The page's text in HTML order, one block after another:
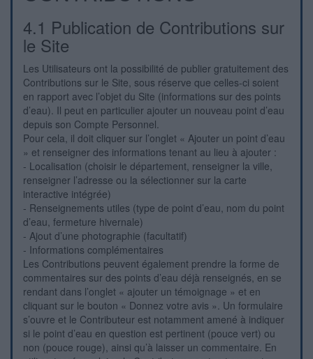
4.1 Publication de Contributions sur
le Site
Les Utilisateurs ont la possibilité de publier gratuitement des
Contributions sur le Site, sous réserve que celles-ci soient
en rapport avec l’objet du Site (informations sur des points
d’eau). Il peut en particulier ajouter un nouveau point d’eau
depuis son Compte Personnel.
Pour cela, il doit cliquer sur l’onglet « Ajouter un point d’eau
» et renseigner des informations tenant au lieu à ajouter :
- Localisation (choisir le département, renseigner la ville,
renseigner l’adresse ou la sélectionner sur la carte
interactive intégrée)
- Renseignements utiles (type de point d’eau, nom du point
d’eau, fermeture hivernale)
- Ajout d’une photographie (facultatif)
- Informations complémentaires
Les Contributions peuvent également prendre la forme de
commentaires sur des points d’eau déjà renseignés, en se
rendant dans l’onglet « ajouter un témoignage » et en
cliquant sur le bouton « Donnez votre avis ». Un formulaire
s’ouvre et le Contributeur est notamment amené à indiquer
si le point d’eau en question est pertinent (pouce vert) ou
non (pouce rouge), ainsi qu’à laisser un commentaire. En